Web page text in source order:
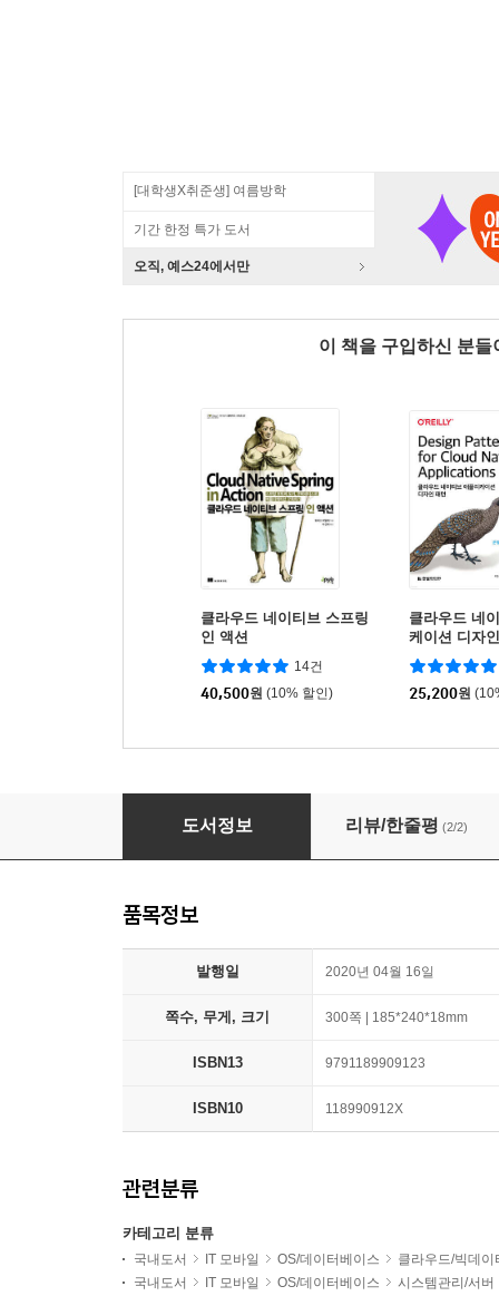
[대학생X취준생] 여름방학
기간 한정 특가 도서
오직, 예스24에서만
이 책을 구입하신 분
클라우드 네이티브 스프링
인 액션
14건
40,500원 (10% 할인)
클라우드 네
케이션 디자
25,200원
쿠버네티스 패턴
도서정보 리뷰/한줄평 (2/2)
품목정보
발행일 2020년 04월 16일
쪽수, 무게, 크기 300쪽 | 185*240*18mm
ISBN13 9791189909123
ISBN10 118990912X
관련분류
카테고리 분류
국내도서 IT 모바일 OS/데이터베이스
클라우드/빅데이
국내도서
IT 모바일 OS/데이터베이스
시스템관리/서버